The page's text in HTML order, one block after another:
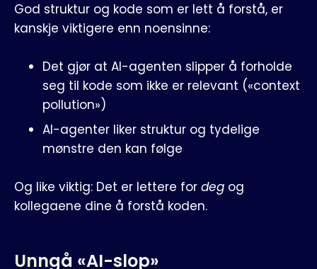
God struktur og kode som er lett å forstå, er
kanskje viktigere enn noensinne:
Det gjør at AI-agenten slipper å forholde
seg til kode som ikke er relevant («context
pollution»)
AI-agenter liker struktur og tydelige
mønstre den kan følge
Og like viktig: Det er lettere for deg og
kollegaene dine å forstå koden.
Unngå «AI-slop»